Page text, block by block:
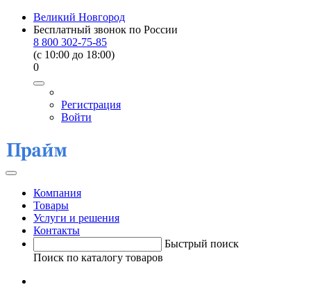
Великий Новгород
Бесплатный звонок по России
8 800 302-75-85
(c 10:00 до 18:00)
0
Регистрация
Войти
Компания
Товары
Услуги и решения
Контакты
Быстрый поиск
Поиск по каталогу товаров